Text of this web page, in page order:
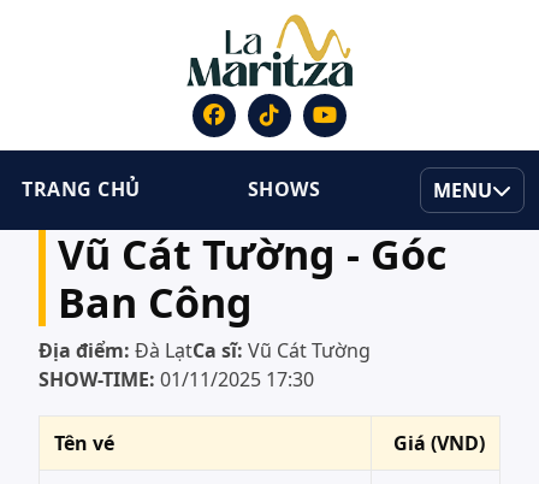
TRANG CHỦ SHOWS MENU
Vũ Cát Tường - Góc
Ban Công
Địa điểm: Đà LạtCa sĩ: Vũ Cát Tường
SHOW-TIME: 01/11/2025 17:30
Tên vé Giá (VND)